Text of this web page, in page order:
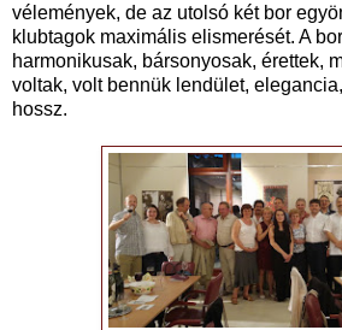
vélemények, de az utolsó két bor
klubtagok maximális elismerését. A
harmonikusak, bársonyosak, érettek,
voltak, volt bennük lendület,
hossz.